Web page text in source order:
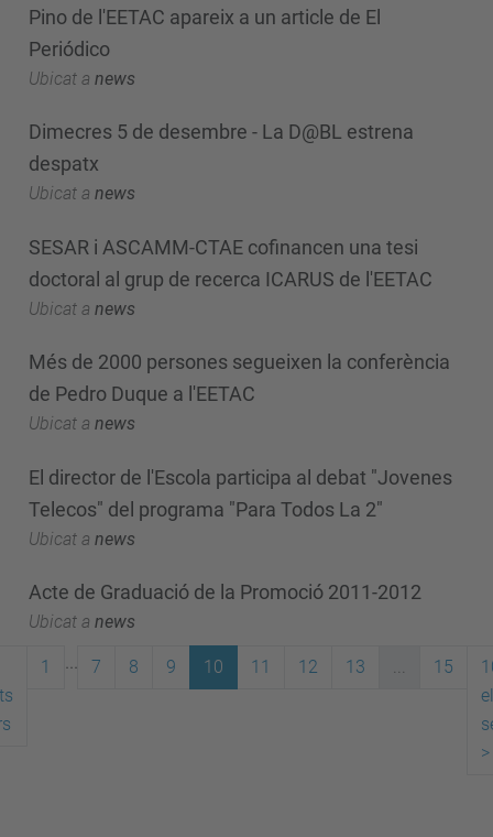
Pino de l'EETAC apareix a un article de El
Periódico
Ubicat a news
Dimecres 5 de desembre - La D@BL estrena
despatx
Ubicat a news
SESAR i ASCAMM-CTAE cofinancen una tesi
doctoral al grup de recerca ICARUS de l'EETAC
Ubicat a news
Més de 2000 persones segueixen la conferència
de Pedro Duque a l'EETAC
Ubicat a news
El director de l'Escola participa al debat "Jovenes
Telecos" del programa "Para Todos La 2"
Ubicat a news
Acte de Graduació de la Promoció 2011-2012
Ubicat a news
1 7 8 9 10 11 12 13 ... 15
>